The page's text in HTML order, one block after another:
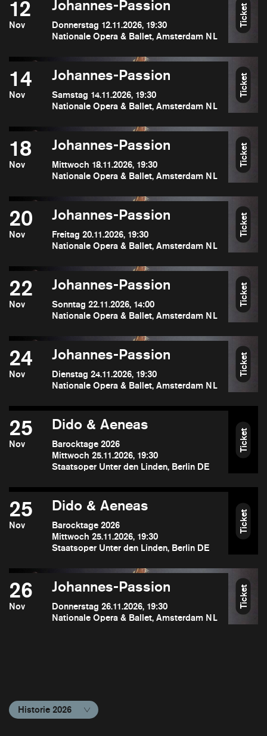
12
Nov
Johannes-Passion
Donnerstag 12.11.2026, 19:30
Nationale Opera & Ballet, Amsterdam NL
Ticket
14
Nov
Johannes-Passion
Samstag 14.11.2026, 19:30
Nationale Opera & Ballet, Amsterdam NL
Ticket
18
Nov
Johannes-Passion
Mittwoch 18.11.2026, 19:30
Nationale Opera & Ballet, Amsterdam NL
Ticket
20
Nov
Johannes-Passion
Freitag 20.11.2026, 19:30
Nationale Opera & Ballet, Amsterdam NL
Ticket
22
Nov
Johannes-Passion
Sonntag 22.11.2026, 14:00
Nationale Opera & Ballet, Amsterdam NL
Ticket
24
Nov
Johannes-Passion
Dienstag 24.11.2026, 19:30
Nationale Opera & Ballet, Amsterdam NL
Ticket
25
Nov
Dido & Aeneas
Barocktage 2026
Mittwoch 25.11.2026, 19:30
Staatsoper Unter den Linden, Berlin DE
Ticket
25
Nov
Dido & Aeneas
Barocktage 2026
Mittwoch 25.11.2026, 19:30
Staatsoper Unter den Linden, Berlin DE
Ticket
26
Nov
Johannes-Passion
Donnerstag 26.11.2026, 19:30
Nationale Opera & Ballet, Amsterdam NL
Ticket
Historie 2026